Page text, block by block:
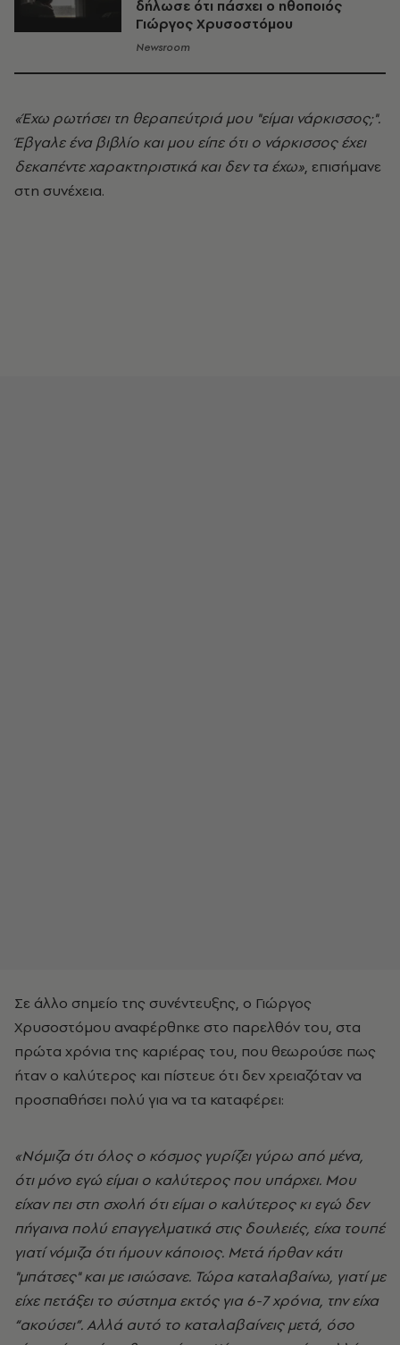
δήλωσε ότι πάσχει ο ηθοποιός
Γιώργος Χρυσοστόμου
Newsroom
«Έχω ρωτήσει τη θεραπεύτριά μου "είμαι νάρκισσος;".
Έβγαλε ένα βιβλίο και μου είπε ότι ο νάρκισσος έχει
δεκαπέντε χαρακτηριστικά και δεν τα έχω», επισήμανε
στη συνέχεια.
Σε άλλο σημείο της συνέντευξης, ο Γιώργος
Χρυσοστόμου αναφέρθηκε στο παρελθόν του, στα
πρώτα χρόνια της καριέρας του, που θεωρούσε πως
ήταν ο καλύτερος και πίστευε ότι δεν χρειαζόταν να
προσπαθήσει πολύ για να τα καταφέρει:
«Νόμιζα ότι όλος ο κόσμος γυρίζει γύρω από μένα,
ότι μόνο εγώ είμαι ο καλύτερος που υπάρχει. Μου
είχαν πει στη σχολή ότι είμαι ο καλύτερος κι εγώ δεν
πήγαινα πολύ επαγγελματικά στις δουλειές, είχα τουπέ
γιατί νόμιζα ότι ήμουν κάποιος. Μετά ήρθαν κάτι
"μπάτσες" και με ισιώσανε. Τώρα καταλαβαίνω, γιατί με
είχε πετάξει το σύστημα εκτός για 6-7 χρόνια, την είχα
“ακούσει”. Αλλά αυτό το καταλαβαίνεις μετά, όσο